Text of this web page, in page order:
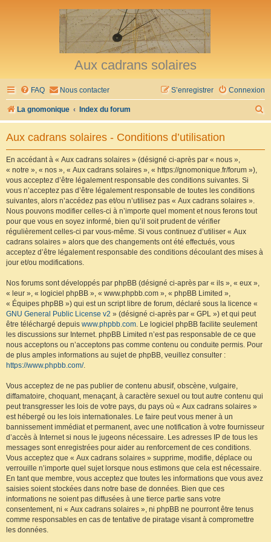
Aux cadrans solaires
FAQ Nous contacter Connexion
S’enregistrer
La gnomonique Index du forum
e
Aux cadrans solaires - Conditions d’utilisation
En accédant à « Aux cadrans solaires » (désigné ci-après par « nous »,
« notre », « nos », « Aux cadrans solaires », « https://gnomonique.fr/forum »),
vous acceptez d’être légalement responsable des conditions suivantes. Si
vous n’acceptez pas d’être légalement responsable de toutes les conditions
suivantes, alors n’accédez pas et/ou n’utilisez pas « Aux cadrans solaires ».
Nous pouvons modifier celles-ci à n’importe quel moment et nous ferons tout
pour que vous en soyez informé, bien qu’il soit prudent de vérifier
régulièrement celles-ci par vous-même. Si vous continuez d’utiliser « Aux
cadrans solaires » alors que des changements ont été effectués, vous
acceptez d’être légalement responsable des conditions découlant des mises à
jour et/ou modifications.
Nos forums sont développés par phpBB (désigné ci-après par « ils », « eux »,
« leur », « logiciel phpBB », « www.phpbb.com », « phpBB Limited »,
« Équipes phpBB ») qui est un script libre de forum, déclaré sous la licence «
GNU General Public License v2 » (désigné ci-après par « GPL ») et qui peut
être téléchargé depuis www.phpbb.com. Le logiciel phpBB facilite seulement
les discussions sur Internet. phpBB Limited n’est pas responsable de ce que
nous acceptons ou n’acceptons pas comme contenu ou conduite permis. Pour
de plus amples informations au sujet de phpBB, veuillez consulter :
https://www.phpbb.com/.
Vous acceptez de ne pas publier de contenu abusif, obscène, vulgaire,
diffamatoire, choquant, menaçant, à caractère sexuel ou tout autre contenu qui
peut transgresser les lois de votre pays, du pays où « Aux cadrans solaires »
est hébergé ou les lois internationales. Le faire peut vous mener à un
bannissement immédiat et permanent, avec une notification à votre fournisseur
d’accès à Internet si nous le jugeons nécessaire. Les adresses IP de tous les
messages sont enregistrées pour aider au renforcement de ces conditions.
Vous acceptez que « Aux cadrans solaires » supprime, modifie, déplace ou
verrouille n’importe quel sujet lorsque nous estimons que cela est nécessaire.
En tant que membre, vous acceptez que toutes les informations que vous avez
saisies soient stockées dans notre base de données. Bien que ces
informations ne soient pas diffusées à une tierce partie sans votre
consentement, ni « Aux cadrans solaires », ni phpBB ne pourront être tenus
comme responsables en cas de tentative de piratage visant à compromettre
les données.